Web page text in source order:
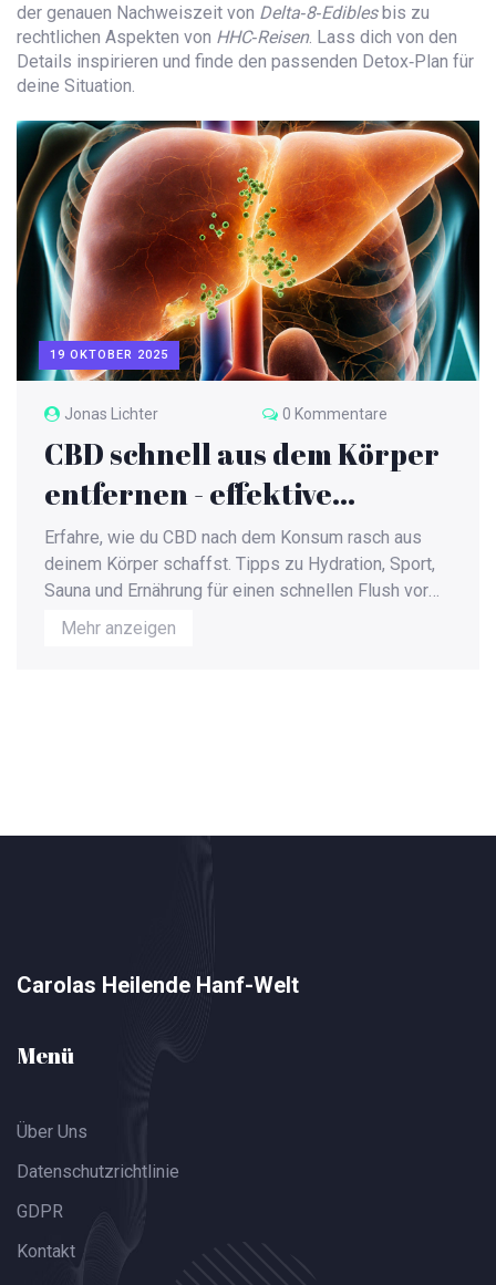
der genauen Nachweiszeit von Delta‑8‑Ediblesbis zu
rechtlichen Aspekten von HHC‑Reisen. Lass dich von den
Details inspirieren und finde den passenden Detox‑Plan für
deine Situation.
19 OKTOBER 2025
Jonas Lichter 0 Kommentare
CBD schnell aus dem Körper
entfernen - effektive
Methoden und Tipps
Erfahre, wie du CBD nach dem Konsum rasch aus
deinem Körper schaffst. Tipps zu Hydration, Sport,
Sauna und Ernährung für einen schnellen Flush vor
dem Drogentest.
Mehr anzeigen
Carolas Heilende Hanf-Welt
Menü
Über Uns
Datenschutzrichtlinie
GDPR
Kontakt